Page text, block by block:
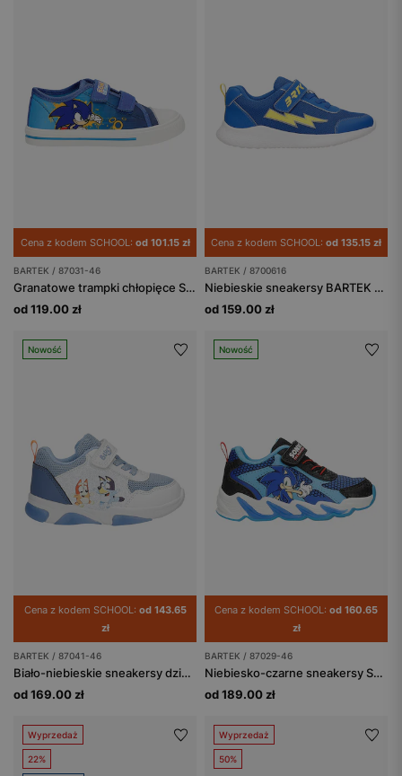
Cena z kodem SCHOOL: od 101.15 zł
BARTEK / 87031-46
Granatowe trampki chłopięce Sonic BARTEK 87031-46
od 119.00 zł
Cena z kodem SCHOOL: od 135.15 zł
BARTEK / 8700616
Niebieskie sneakersy BARTEK z żółtą błyskawicą 87006-16
od 159.00 zł
Nowość
Cena z kodem SCHOOL: od 143.65
zł
BARTEK / 87041-46
Biało-niebieskie sneakersy dziecięce Bluey ze świecącą podeszwą BARTEK 87041-46
od 169.00 zł
Nowość
Cena z kodem SCHOOL: od 160.65
zł
BARTEK / 87029-46
Niebiesko-czarne sneakersy Sonic ze świecącymi podeszwami BARTEK 87029-46
od 189.00 zł
Wyprzedaż
22%
Wyprzedaż
50%